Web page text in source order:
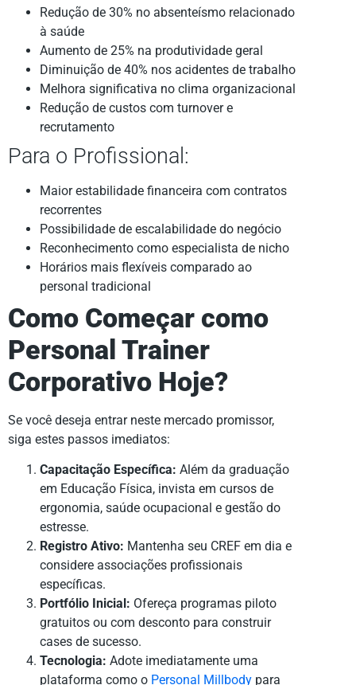
Redução de 30% no absenteísmo relacionado
à saúde
Aumento de 25% na produtividade geral
Diminuição de 40% nos acidentes de trabalho
Melhora significativa no clima organizacional
Redução de custos com turnover e
recrutamento
Para o Profissional:
Maior estabilidade financeira com contratos
recorrentes
Possibilidade de escalabilidade do negócio
Reconhecimento como especialista de nicho
Horários mais flexíveis comparado ao
personal tradicional
Como Começar como
Personal Trainer
Corporativo Hoje?
Se você deseja entrar neste mercado promissor,
siga estes passos imediatos:
Capacitação Específica: Além da graduação
em Educação Física, invista em cursos de
ergonomia, saúde ocupacional e gestão do
estresse.
Registro Ativo: Mantenha seu CREF em dia e
considere associações profissionais
específicas.
Portfólio Inicial: Ofereça programas piloto
gratuitos ou com desconto para construir
cases de sucesso.
Tecnologia: Adote imediatamente uma
plataforma como o Personal Millbody para